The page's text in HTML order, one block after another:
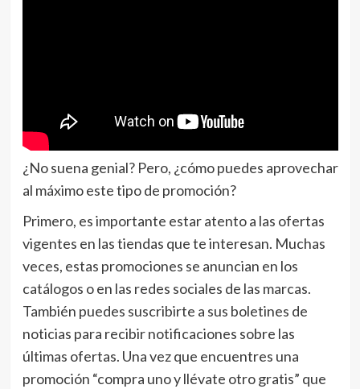
¿No suena genial? Pero, ¿cómo puedes aprovechar
al máximo este tipo de promoción?
Primero, es importante estar atento a las ofertas
vigentes en las tiendas que te interesan. Muchas
veces, estas promociones se anuncian en los
catálogos o en las redes sociales de las marcas.
También puedes suscribirte a sus boletines de
noticias para recibir notificaciones sobre las
últimas ofertas. Una vez que encuentres una
promoción “compra uno y llévate otro gratis” que